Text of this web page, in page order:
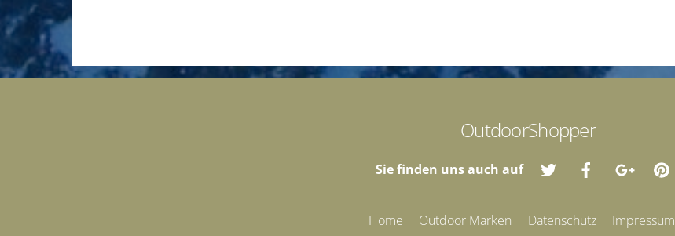
OutdoorShopper
Sie finden uns auch auf
Home Outdoor Marken Datenschutz Impressum